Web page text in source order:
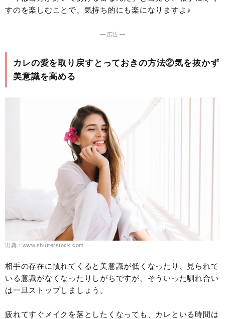
すのを楽しむことで、気持ち的にも楽になりますよ♪
― 広告 ―
カレの愛を取り戻すとっておきの方法②気を抜かず
美意識を高める
出典：www.shutterstock.com
相手の存在に慣れてくると美意識が低くなったり、見られて
いる意識がなくなったりしがちですが、そういった馴れ合い
は一旦ストップしましょう。
疲れてすぐメイクを落としたくなっても、カレといる時間は